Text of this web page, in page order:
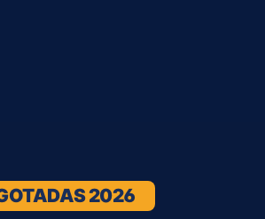
2026